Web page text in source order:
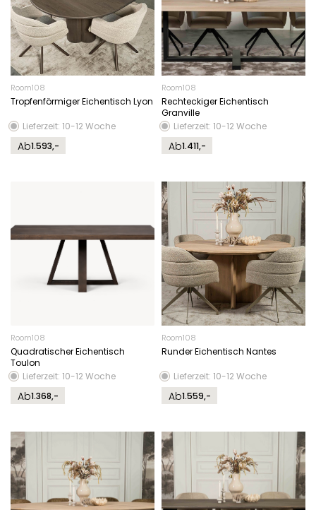
Room108
Tropfenförmiger Eichentisch Lyon
Lieferzeit: 10-12 Woche
Ab1.593,-
Room108
Rechteckiger Eichentisch
Granville
Lieferzeit: 10-12 Woche
Ab1.411,-
Room108
Quadratischer Eichentisch
Toulon
Lieferzeit: 10-12 Woche
Ab1.368,-
Room108
Runder Eichentisch Nantes
Lieferzeit: 10-12 Woche
Ab1.559,-